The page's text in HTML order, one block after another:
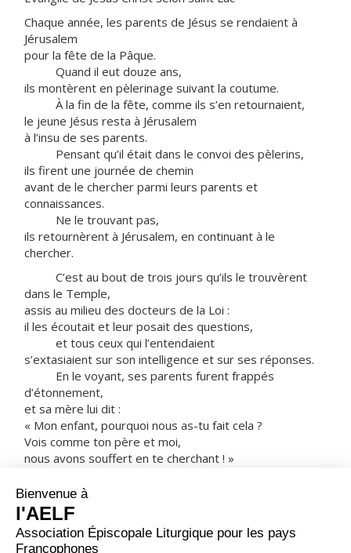
Chaque année, les parents de Jésus se rendaient à
Jérusalem
pour la fête de la Pâque.
Quand il eut douze ans,
ils montèrent en pèlerinage suivant la coutume.
À la fin de la fête, comme ils s’en retournaient,
le jeune Jésus resta à Jérusalem
à l’insu de ses parents.
Pensant qu’il était dans le convoi des pèlerins,
ils firent une journée de chemin
avant de le chercher parmi leurs parents et
connaissances.
Ne le trouvant pas,
ils retournèrent à Jérusalem, en continuant à le
chercher.
C’est au bout de trois jours qu’ils le trouvèrent
dans le Temple,
assis au milieu des docteurs de la Loi :
il les écoutait et leur posait des questions,
et tous ceux qui l’entendaient
s’extasiaient sur son intelligence et sur ses réponses.
En le voyant, ses parents furent frappés
d’étonnement,
et sa mère lui dit :
« Mon enfant, pourquoi nous as-tu fait cela ?
Vois comme ton père et moi,
nous avons souffert en te cherchant ! »
« Comment se fait-il que vous m’ayez cherché ?
Ne saviez-vous pas
qu’il me faut être chez mon Père ? »
Mais ils ne comprirent pas ce qu’il leur disait.